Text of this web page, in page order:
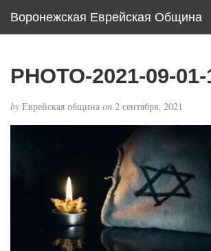
Воронежская Еврейская Община
PHOTO-2021-09-
by Еврейская община on 2 сентября, 2021